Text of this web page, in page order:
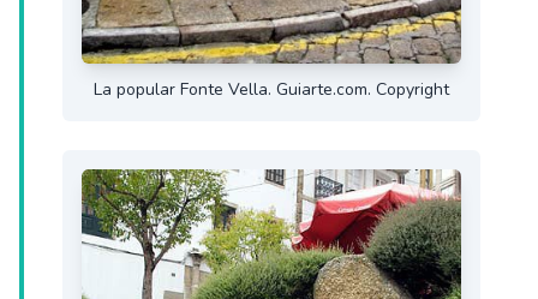
La popular Fonte Vella. Guiarte.com. Copyright